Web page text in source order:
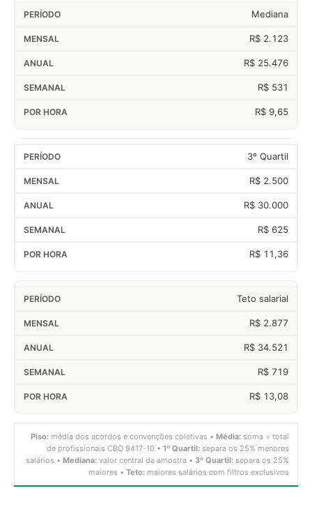
Mediana
R$ 2.123
R$ 25.476
R$ 531
R$ 9,65
3º Quartil
R$ 2.500
R$ 30.000
R$ 625
R$ 11,36
Teto salarial
R$ 2.877
R$ 34.521
R$ 719
R$ 13,08
Piso: média dos acordos e convenções coletivas • Média: soma ÷ total
de profissionais CBO 8417-10 • 1º Quartil: separa os 25% menores
salários • Mediana: valor central da amostra • 3º Quartil: separa os 25%
maiores • Teto: maiores salários com filtros exclusivos